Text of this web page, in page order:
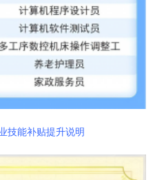
技能补贴提升说明